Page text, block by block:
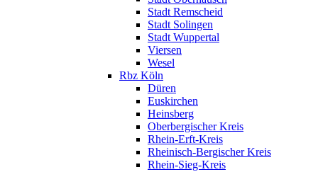
Stadt Remscheid
Stadt Solingen
Stadt Wuppertal
Viersen
Wesel
Rbz Köln
Düren
Euskirchen
Heinsberg
Oberbergischer Kreis
Rhein-Erft-Kreis
Rheinisch-Bergischer Kreis
Rhein-Sieg-Kreis